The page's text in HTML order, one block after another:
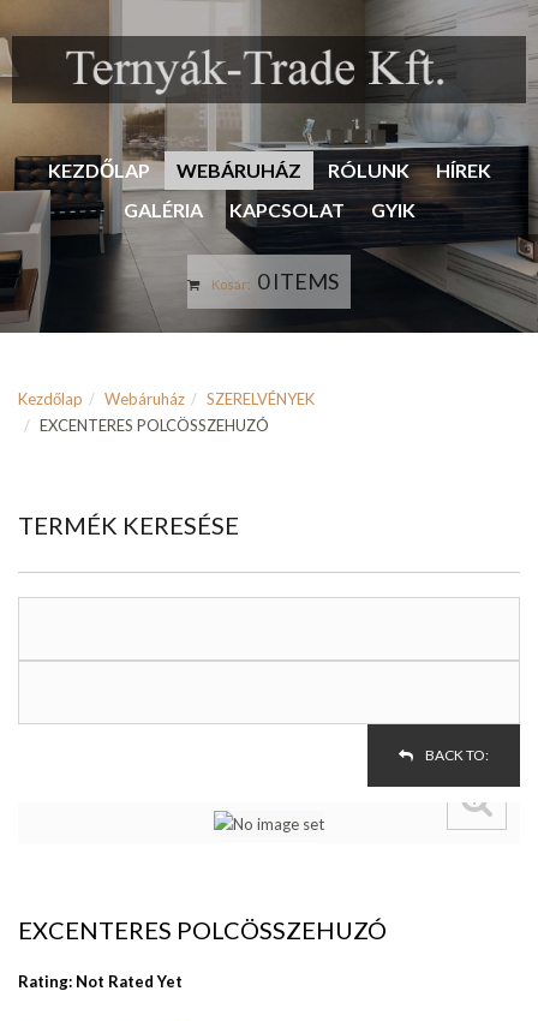
KEZDŐLAP WEBÁRUHÁZ RÓLUNK
HÍREK
GALÉRIA
KAPCSOLAT GYIK
Kosár: 0 ITEMS
Kezdőlap Webáruház
SZERELVÉNYEK
EXCENTERES POLCÖSSZEHUZÓ
TERMÉK KERESÉSE
BACK TO:
EXCENTERES POLCÖSSZEHUZÓ
Rating: Not Rated Yet